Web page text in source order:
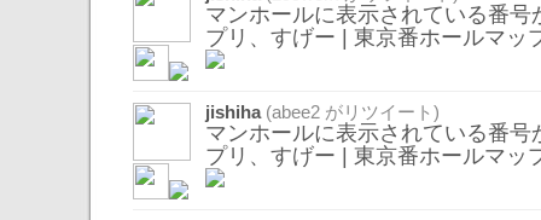
マンホールに表示されている番
プリ、すげー | 東京番ホールマッ
jishiha(abee2 がリツイート)
マンホールに表示されている番
プリ、すげー | 東京番ホールマッ